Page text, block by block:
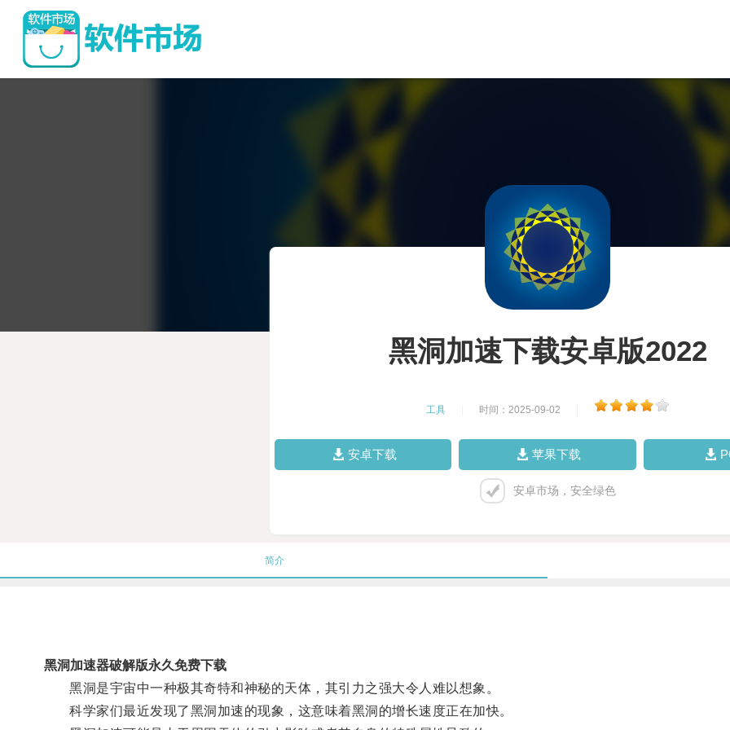
黑洞加速下载安卓版2022
工具 时间：2025-09-02
安卓下载 苹果下载
安卓市场，安全绿色
简介
黑洞加速器破解版永久免费下载
黑洞是宇宙中一种极其奇特和神秘的天体，其引力之强大令人难以想象。
科学家们最近发现了黑洞加速的现象，这意味着黑洞的增长速度正在加快。